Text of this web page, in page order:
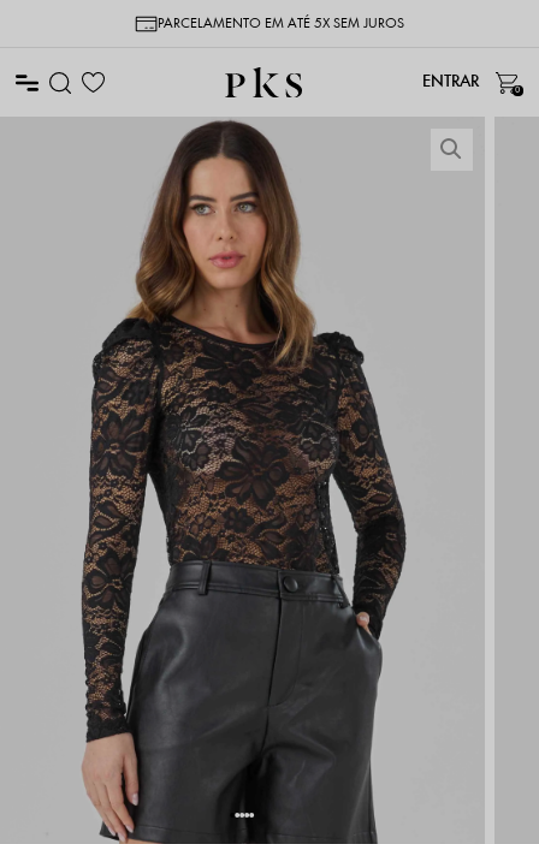
PARCELAMENTO EM ATÉ 5X SEM JUROS
0